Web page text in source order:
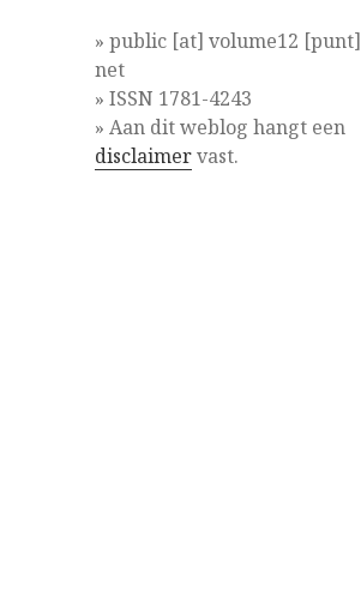
» public [at] volume12 [punt]
net
» ISSN 1781-4243
» Aan dit weblog hangt een
disclaimervast.